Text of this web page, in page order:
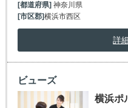
[都道府県] 神奈川県
[市区郡]横浜市西区
詳
ビューズ
横浜ポ